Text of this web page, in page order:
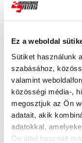
Ez a weboldal
Sütiket használunk
szabásához,
valamint
közösségi média-,
megosztjuk az Ön
adatait, akik
adatokkal,
Ön által használt